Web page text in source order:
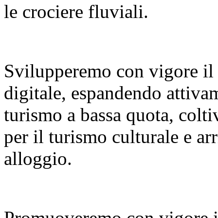
le crociere fluviali.
Svilupperemo con vigore
digitale, espandendo
turismo a bassa quota,
per il turismo culturale e
alloggio.